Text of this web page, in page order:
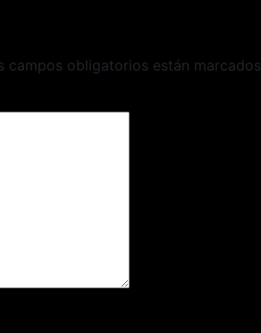
campos obligatorios están marcados